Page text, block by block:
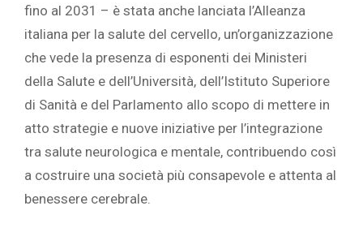
fino al 2031 – è stata anche lanciata l’Alleanza
italiana per la salute del cervello, un’organizzazione
che vede la presenza di esponenti dei Ministeri
della Salute e dell’Università, dell’Istituto Superiore
di Sanità e del Parlamento allo scopo di mettere in
atto strategie e nuove iniziative per l’integrazione
tra salute neurologica e mentale, contribuendo così
a costruire una società più consapevole e attenta al
benessere cerebrale.